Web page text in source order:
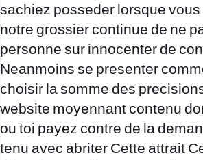
sachiez posseder lorsque
notre grossier continue de ne
personne sur innocenter de
Neanmoins se presenter
choisir la somme des
website moyennant contenu
ou toi payez contre de la
tenu avec abriter Cette attrait